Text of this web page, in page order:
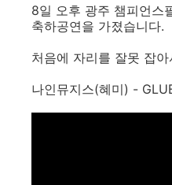
8일 오후 광주 챔피언스
축하공연을 가졌습니다.
처음에 자리를 잘못 잡
나인뮤지스(혜미) -